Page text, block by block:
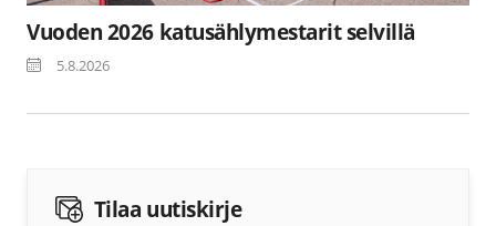
Vuoden 2026 katusählymestarit selvillä
5.8.2026
Tilaa uutiskirje